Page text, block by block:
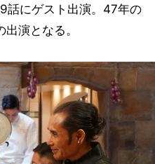
にゲスト出演。47年の
演となる。